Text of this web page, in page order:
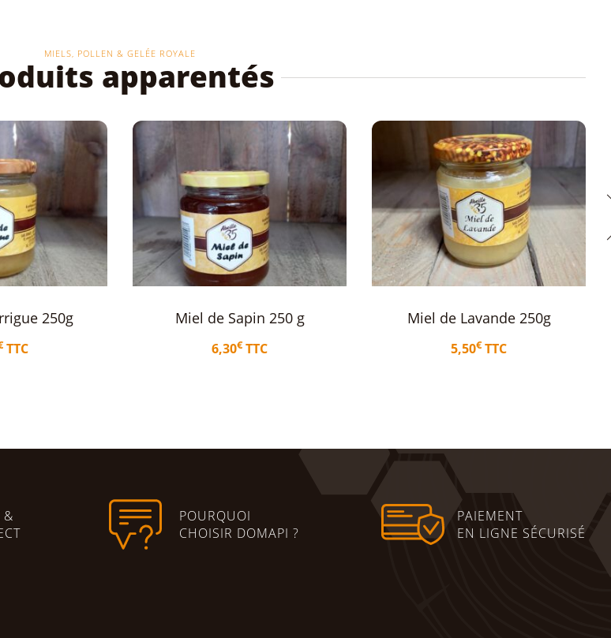
MIELS, POLLEN & GELÉE ROYALE
apparentés
250 g
TTC
Miel de Lavande 250g
5,50€ TTC
Miel d’acacia France 1 kg
18,71€ TTC
&
POURQUOI
CHOISIR DOMAPI ?
PAIEMENT
EN LIGNE SÉCURISÉ